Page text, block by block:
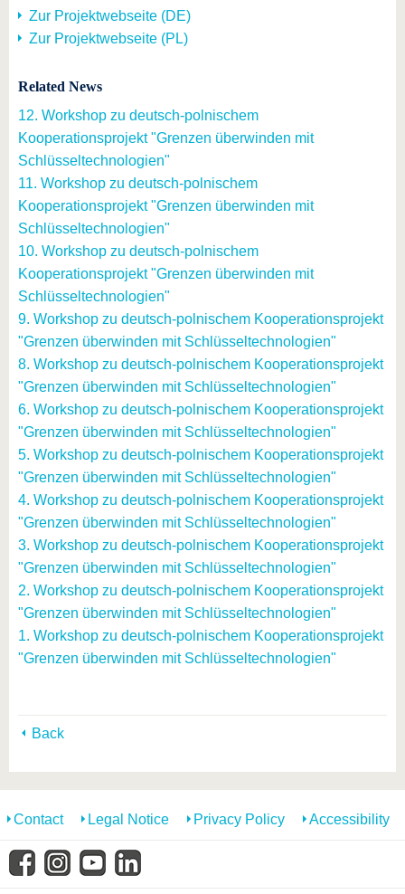
Zur Projektwebseite (DE)
Zur Projektwebseite (PL)
Related News
12. Workshop zu deutsch-polnischem
Kooperationsprojekt "Grenzen überwinden mit
Schlüsseltechnologien"
11. Workshop zu deutsch-polnischem
Kooperationsprojekt "Grenzen überwinden mit
Schlüsseltechnologien"
10. Workshop zu deutsch-polnischem
Kooperationsprojekt "Grenzen überwinden mit
Schlüsseltechnologien"
9. Workshop zu deutsch-polnischem Kooperationsprojekt
"Grenzen überwinden mit Schlüsseltechnologien"
8. Workshop zu deutsch-polnischem Kooperationsprojekt
"Grenzen überwinden mit Schlüsseltechnologien"
6. Workshop zu deutsch-polnischem Kooperationsprojekt
"Grenzen überwinden mit Schlüsseltechnologien"
5. Workshop zu deutsch-polnischem Kooperationsprojekt
"Grenzen überwinden mit Schlüsseltechnologien"
4. Workshop zu deutsch-polnischem Kooperationsprojekt
"Grenzen überwinden mit Schlüsseltechnologien"
3. Workshop zu deutsch-polnischem Kooperationsprojekt
"Grenzen überwinden mit Schlüsseltechnologien"
2. Workshop zu deutsch-polnischem Kooperationsprojekt
"Grenzen überwinden mit Schlüsseltechnologien"
1. Workshop zu deutsch-polnischem Kooperationsprojekt
"Grenzen überwinden mit Schlüsseltechnologien"
Back
Contact Legal Notice Privacy Policy Accessibility